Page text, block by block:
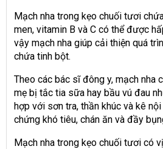
Mạch nha trong kẹo chuối tươi
men, vitamin B và C có thể được
vậy mạch nha giúp cải thiện quá
chứa tinh bột.
Theo các bác sĩ đông y, mạch nha
mẹ bị tắc tia sữa hay bầu vú đau
hợp với sơn tra, thần khúc và kê
chứng khó tiêu, chán ăn và đầy
Mạch nha trong kẹo chuối tươi có